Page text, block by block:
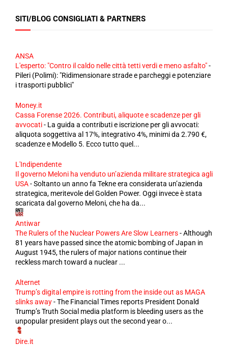
SITI/BLOG CONSIGLIATI & PARTNERS
ANSA
L'esperto: "Contro il caldo nelle città tetti verdi e meno asfalto"-
Pileri (Polimi): "Ridimensionare strade e parcheggi e potenziare
i trasporti pubblici"
Money.it
Cassa Forense 2026. Contributi, aliquote e scadenze per gli
avvocati- La guida a contributi e iscrizione per gli avvocati:
aliquota soggettiva al 17%, integrativo 4%, minimi da 2.790 €,
scadenze e Modello 5. Ecco tutto quel...
L'Indipendente
Il governo Meloni ha venduto un’azienda militare strategica agli
USA-Soltanto un anno fa Tekne era considerata un’azienda
strategica, meritevole del Golden Power. Oggi invece è stata
scaricata dal governo Meloni, che ha da...
Antiwar
The Rulers of the Nuclear Powers Are Slow Learners-Although
81 years have passed since the atomic bombing of Japan in
August 1945, the rulers of major nations continue their
reckless march toward a nuclear ...
Alternet
Trump’s digital empire is rotting from the inside out as MAGA
slinks away-The Financial Times reports President Donald
Trump’s Truth Social media platform is bleeding users as the
unpopular president plays out the second year o...
Dire.it